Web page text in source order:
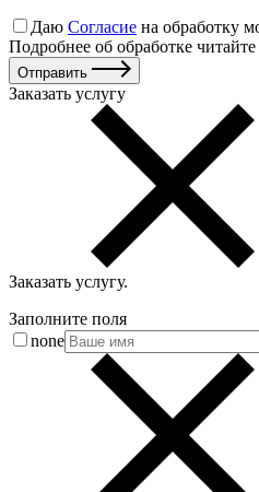
Даю Согласие на обработку
Подробнее об обработке читайте
Отправить
Заказать услугу
Заказать услугу.
Заполните поля
none